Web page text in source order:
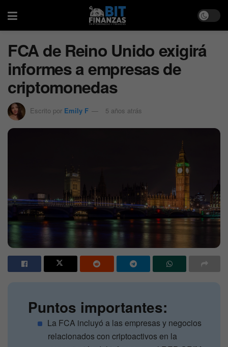
FCA de Reino Unido exigirá
informes a empresas de
criptomonedas
Escrito por Emily F 5 años atrás
Puntos importantes:
La FCA incluyó a las empresas y negocios
relacionados con criptoactivos en la